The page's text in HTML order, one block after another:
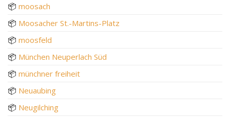
📦 moosach
📦 Moosacher St.-Martins-Platz
📦 moosfeld
📦 München Neuperlach Süd
📦 münchner freiheit
📦 Neuaubing
📦 Neugilching